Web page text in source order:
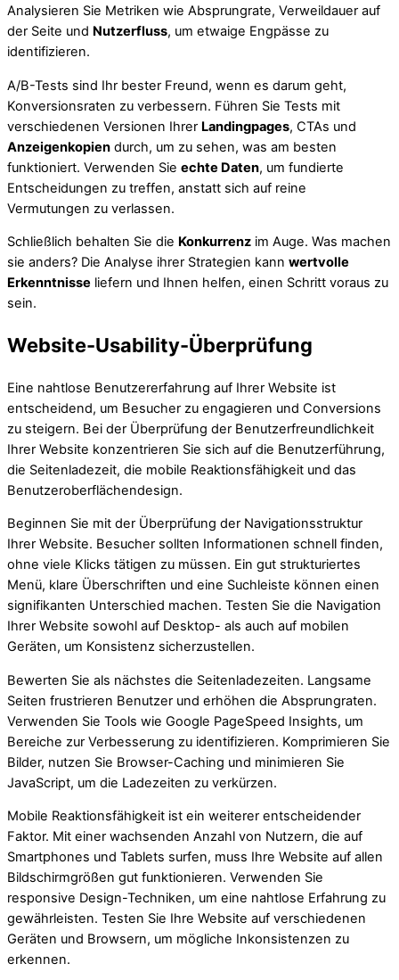
Analysieren Sie Metriken wie Absprungrate, Verweildauer auf
der Seite und Nutzerfluss, um etwaige Engpässe zu
identifizieren.
A/B-Tests sind Ihr bester Freund, wenn es darum geht,
Konversionsraten zu verbessern. Führen Sie Tests mit
verschiedenen Versionen Ihrer Landingpages, CTAs und
Anzeigenkopien durch, um zu sehen, was am besten
funktioniert. Verwenden Sie echte Daten, um fundierte
Entscheidungen zu treffen, anstatt sich auf reine
Vermutungen zu verlassen.
Schließlich behalten Sie die Konkurrenz im Auge. Was machen
sie anders? Die Analyse ihrer Strategien kann wertvolle
Erkenntnisse liefern und Ihnen helfen, einen Schritt voraus zu
sein.
Website-Usability-Überprüfung
Eine nahtlose Benutzererfahrung auf Ihrer Website ist
entscheidend, um Besucher zu engagieren und Conversions
zu steigern. Bei der Überprüfung der Benutzerfreundlichkeit
Ihrer Website konzentrieren Sie sich auf die Benutzerführung,
die Seitenladezeit, die mobile Reaktionsfähigkeit und das
Benutzeroberflächendesign.
Beginnen Sie mit der Überprüfung der Navigationsstruktur
Ihrer Website. Besucher sollten Informationen schnell finden,
ohne viele Klicks tätigen zu müssen. Ein gut strukturiertes
Menü, klare Überschriften und eine Suchleiste können einen
signifikanten Unterschied machen. Testen Sie die Navigation
Ihrer Website sowohl auf Desktop- als auch auf mobilen
Geräten, um Konsistenz sicherzustellen.
Bewerten Sie als nächstes die Seitenladezeiten. Langsame
Seiten frustrieren Benutzer und erhöhen die Absprungraten.
Verwenden Sie Tools wie Google PageSpeed Insights, um
Bereiche zur Verbesserung zu identifizieren. Komprimieren Sie
Bilder, nutzen Sie Browser-Caching und minimieren Sie
JavaScript, um die Ladezeiten zu verkürzen.
Mobile Reaktionsfähigkeit ist ein weiterer entscheidender
Faktor. Mit einer wachsenden Anzahl von Nutzern, die auf
Smartphones und Tablets surfen, muss Ihre Website auf allen
Bildschirmgrößen gut funktionieren. Verwenden Sie
responsive Design-Techniken, um eine nahtlose Erfahrung zu
gewährleisten. Testen Sie Ihre Website auf verschiedenen
Geräten und Browsern, um mögliche Inkonsistenzen zu
erkennen.